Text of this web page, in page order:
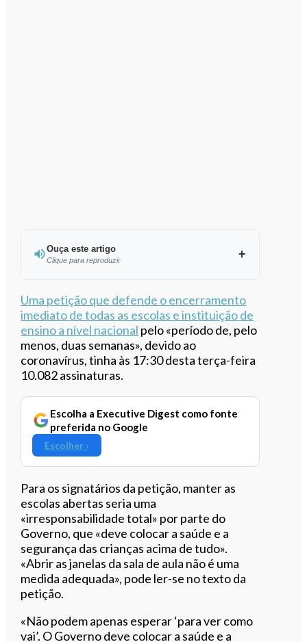
Ouça este artigo
Clique para reproduzir
Ouvir este artigo
Uma petição que defende o encerramento
imediato de todas as escolas e instituição de
ensino a nível nacional pelo «período de, pelo
menos, duas semanas», devido ao
coronavírus, tinha às 17:30 desta terça-feira
10.082assinaturas.
Escolha a Executive Digest como fonte
preferida no Google
Escolher ›
Para os signatários da petição, manter as
escolas abertas seria uma
«irresponsabilidade total» por parte do
Governo, que «deve colocar a saúde e a
segurança das crianças acima de tudo».
«Abrir as janelas da sala de aula não é uma
medida adequada», pode ler-se no texto da
petição.
«Não podem apenas esperar ‘para ver como
vai’. O Governo deve colocar a saúde e a